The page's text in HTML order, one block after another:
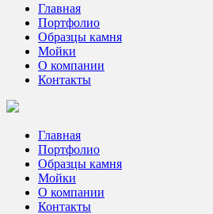
Цех камня
Столешницы из искусственного камня
Главная
Портфолио
Образцы камня
Мойки
О компании
Контакты
Главная
Портфолио
Образцы камня
Мойки
О компании
Контакты